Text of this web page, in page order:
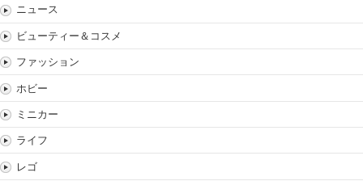
ニュース
ビューティー＆コスメ
ファッション
ホビー
ミニカー
ライフ
レゴ